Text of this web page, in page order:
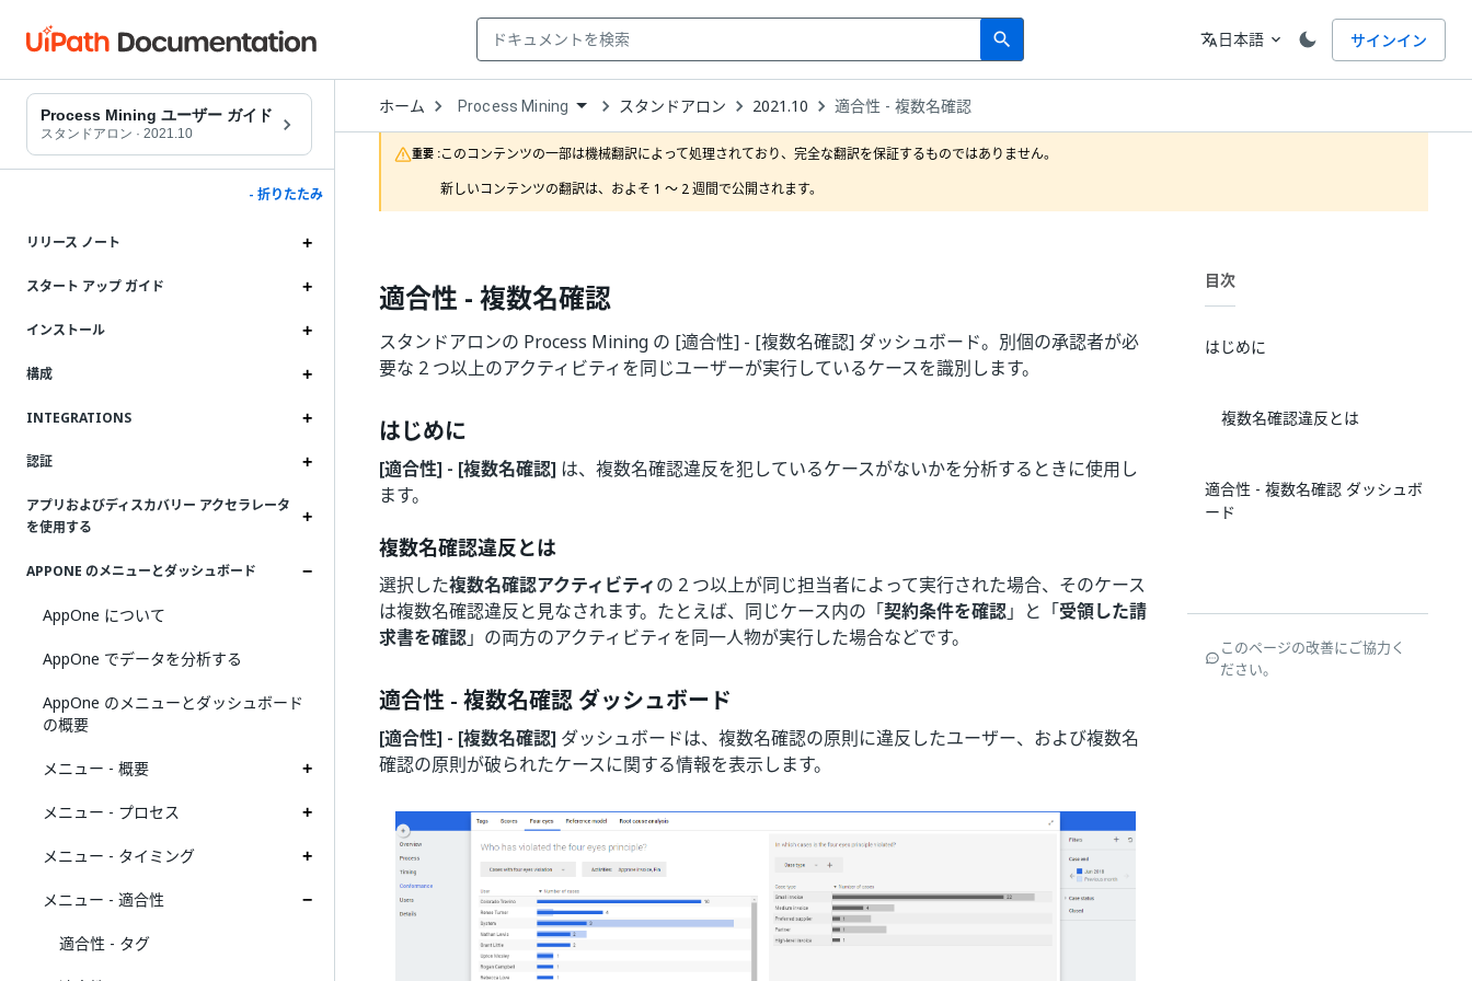
search
Search 言語
translate日本語 expand_more サインイン
Process Mining ユーザー ガイド
スタンドアロン · 2021.10
- 折りたたみ
リリース ノート
スタート アップ ガイド
インストール
構成
INTEGRATIONS
認証
アプリおよびディスカバリー アクセラレータ
を使用する
APPONE のメニューとダッシュボード
AppOne について
AppOne でデータを分析する
AppOne のメニューとダッシュボード
の概要
メニュー - 概要
メニュー - プロセス
メニュー - タイミング
メニュー - 適合性
適合性 - タグ
ホーム Open
Dropdown
to
choose
product
Process Mining スタンドアロン 2021.10 適合性 - 複数名確認
重要 :このコンテンツの一部は機械翻訳によって処理されており、完全な翻訳を保証するものではありません。
新しいコンテンツの翻訳は、およそ 1 ～ 2 週間で公開されます。
適合性 - 複数名確認
スタンドアロンの Process Mining の [適合性] - [複数名確認] ダッシュボード。別個の承認者が必
要な 2 つ以上のアクティビティを同じユーザーが実行しているケースを識別します。
はじめに
[適合性] - [複数名確認] は、複数名確認違反を犯しているケースがないかを分析するときに使用し
ます。
複数名確認違反とは
選択した複数名確認アクティビティの 2 つ以上が同じ担当者によって実行された場合、そのケース
は複数名確認違反と見なされます。たとえば、同じケース内の「契約条件を確認」と「受領した請
求書を確認」の両方のアクティビティを同一人物が実行した場合などです。
適合性 - 複数名確認 ダッシュボード
[適合性] - [複数名確認] ダッシュボードは、複数名確認の原則に違反したユーザー、および複数名
確認の原則が破られたケースに関する情報を表示します。
目次
はじめに
複数名確認違反とは
適合性 - 複数名確認 ダッシュボ
ード
このページの改善にご協力く
ださい。